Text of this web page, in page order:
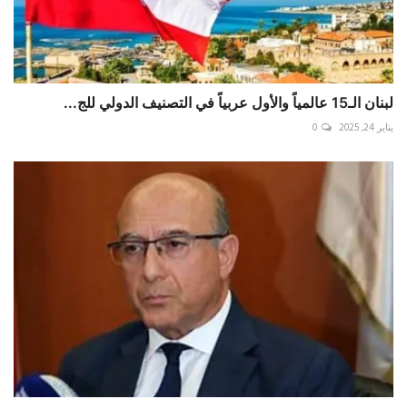
لبنان الـ15 عالمياً والأول عربياً في التصنيف الدولي للج...
يناير 24, 2025 0